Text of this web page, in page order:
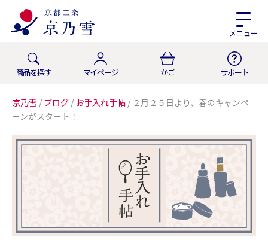
メニュー
商品を探す マイページ かご サポート
京乃雪 / ブログ / お手入れ手帖 / ２月２５日より、春のキャンペ
ーンがスタート！